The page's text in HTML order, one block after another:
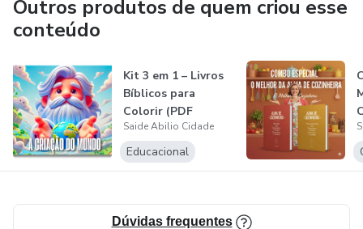
Outros produtos de quem criou esse
conteúdo
Kit 3 em 1 – Livros
Bíblicos para
Colorir (PDF
Saide Abilio Cidade
Educacional
Dúvidas frequentes